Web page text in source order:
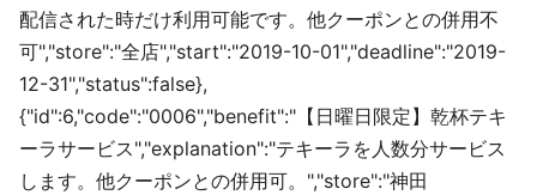
配信された時だけ利用可能です。他クーポンとの併用不
可","store":"全店","start":"2019-10-01","deadline":"2019-
12-31","status":false},
{"id":6,"code":"0006","benefit":"【日曜日限定】乾杯テキ
ーラサービス","explanation":"テキーラを人数分サービス
します。他クーポンとの併用可。","store":"神田